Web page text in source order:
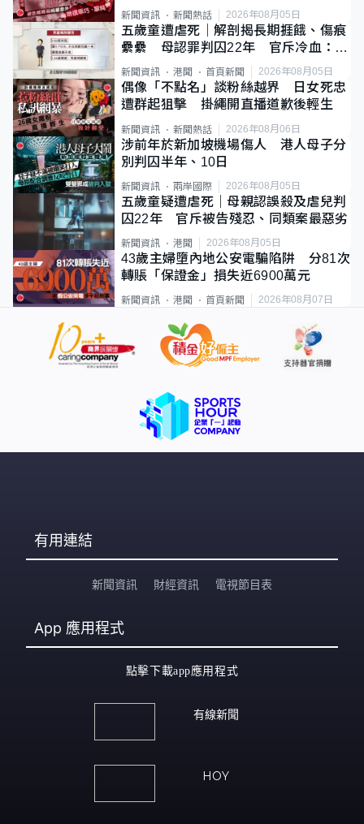
新聞資訊 新聞熱話 2026年08月05日
五歲童遭虐死｜解剖揭長期捱餓、傷痕
纍纍 母認罪判囚22年 官斥冷血：同
類案最惡劣
新聞資訊 港聞 首頁新聞 2026年08月05日
偶像「不點名」談粉絲越界 日女死忠
遭群起狙擊 掛繩開直播道歉後輕生
新聞資訊 新聞熱話 2026年08月06日
涉前年於新加坡機場傷人 港人母子分
別判囚半年、10日
新聞資訊 兩岸國際 2026年08月05日
五歲童疑遭虐死｜母親認誤殺及虐兒判
囚22年 官斥被告殘忍、同類案最惡劣
新聞資訊 港聞 2026年08月05日
43歲主婦墮內地公安電騙陷阱 分81次
轉賬「保證金」損失近6900萬元
新聞資訊 港聞 首頁新聞 2026年08月07日
有用連結
新聞資訊 財經資訊 電視節目表
App 應用程式
點擊下載app應用程式
有線新聞
HOY